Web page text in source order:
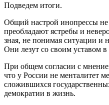
Подведем итоги.
Общий настрой инопрессы не
преобладают ястребы и
зная, не понимая ситуации и
Они лезут со своим уставом
При общем согласии с
что у России не менталитет
сложившихся
демократии в жизнь.